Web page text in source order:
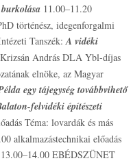
11.00–11.20
történész, idegenforgalmi
Tanszék:A vidéki
András DLA Ybl-díjas
elnöke, az Magyar
egy tájegység továbbvihető
felvidéki építészeti
Téma: lovardák és más
alkalmazástechnikai előadás
EBÉDSZÜNET